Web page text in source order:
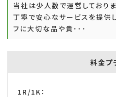
当社は少人数で運営しており
丁寧で安心なサービスを提供
フに大切な品や貴･･･
料金プ
1R/1K：